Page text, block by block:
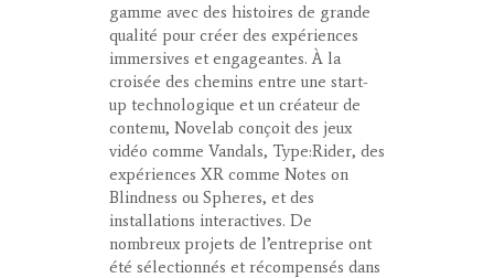
gamme avec des histoires de grande
qualité pour créer des expériences
immersives et engageantes. À la
croisée des chemins entre une start-
up technologique et un créateur de
contenu, Novelab conçoit des jeux
vidéo comme Vandals, Type:Rider, des
expériences XR comme Notes on
Blindness ou Spheres, et des
installations interactives. De
nombreux projets de l’entreprise ont
été sélectionnés et récompensés dans